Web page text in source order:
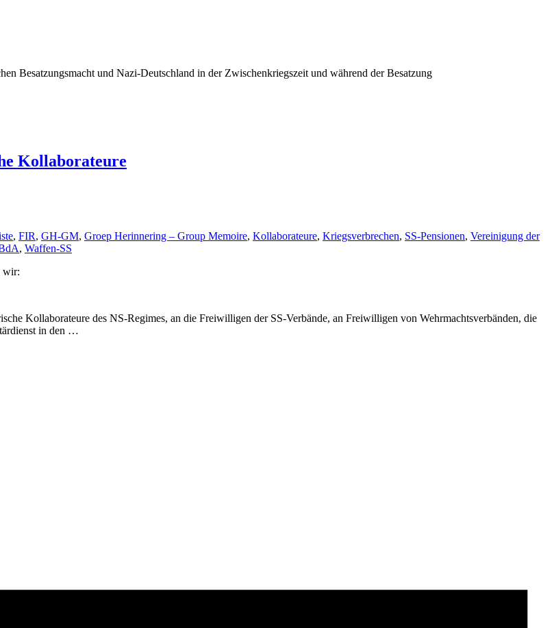
Besatzungsmacht und Nazi-Deutschland in der Zwischenkriegszeit und während der Besatzung
Kollaborateure
, FIR, GH-GM, Groep Herinnering – Group Memoire, Kollaborateure, Kriegsverbrechen, SS-Pensionen, Vereinigung der
, Waffen-SS
wir:
Kollaborateure des NS-Regimes, an die Freiwilligen der SS-Verbände, an Freiwilligen von Wehrmachtsverbänden, die
in den …